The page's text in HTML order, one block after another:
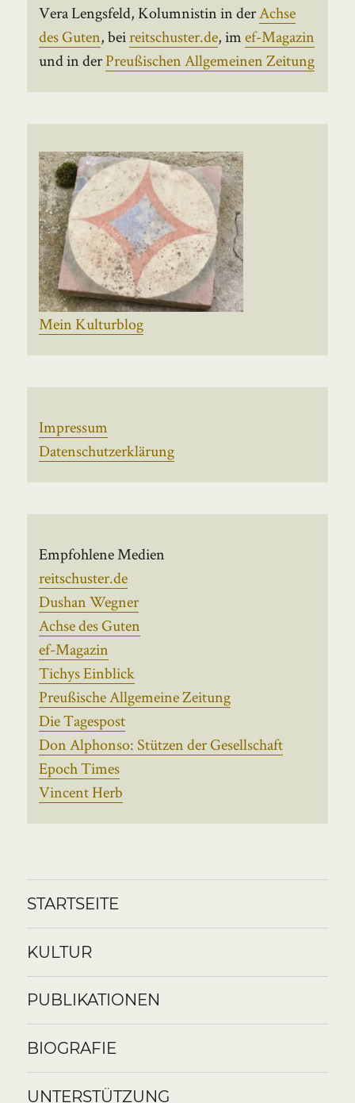
Vera Lengsfeld, Kolumnistin in derAchse
des Guten, beireitschuster.de, imef-Magazin
und in derPreußischen Allgemeinen Zeitung
Mein Kulturblog
Impressum
Datenschutzerklärung
Empfohlene Medien
reitschuster.de
Dushan Wegner
Achse des Guten
ef-Magazin
Tichys Einblick
Preußische Allgemeine Zeitung
Die Tagespost
Don Alphonso: Stützen der Gesellschaft
Epoch Times
Vincent Herb
STARTSEITE
KULTUR
PUBLIKATIONEN
BIOGRAFIE
UNTERSTÜTZUNG